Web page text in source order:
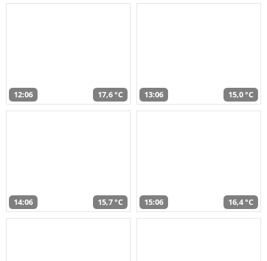
12:06 17,6 °C 13:06 15,0 °C
14:06 15,7 °C 15:06 16,4 °C